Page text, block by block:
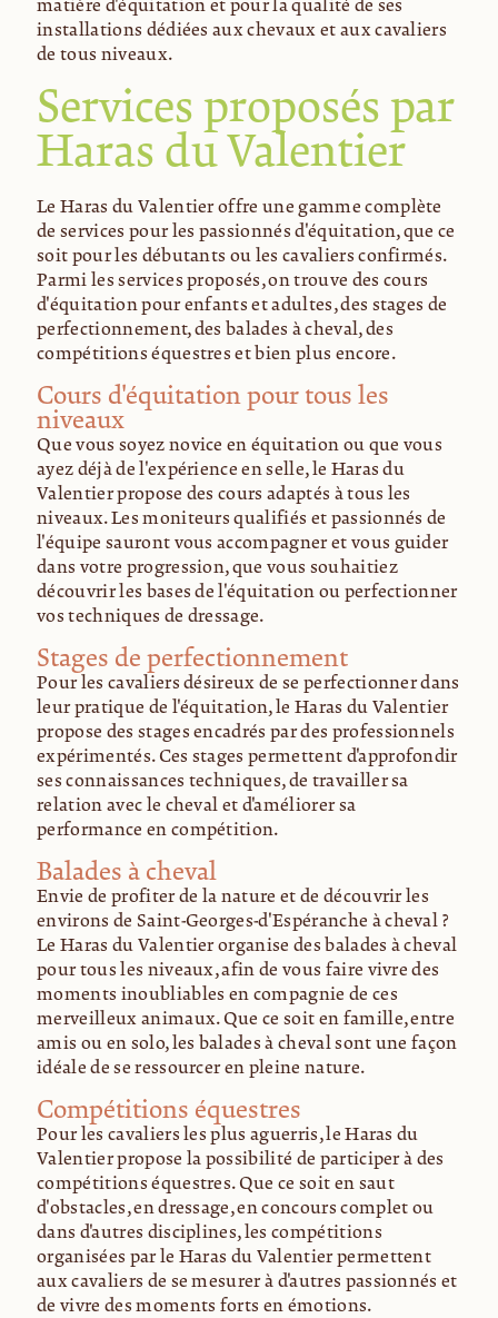
matière d'équitation et pour la qualité de ses
installations dédiées aux chevaux et aux cavaliers
de tous niveaux.
Services proposés par
Haras du Valentier
Le Haras du Valentier offre une gamme complète
de services pour les passionnés d'équitation, que ce
soit pour les débutants ou les cavaliers confirmés.
Parmi les services proposés, on trouve des cours
d'équitation pour enfants et adultes, des stages de
perfectionnement, des balades à cheval, des
compétitions équestres et bien plus encore.
Cours d'équitation pour tous les
niveaux
Que vous soyez novice en équitation ou que vous
ayez déjà de l'expérience en selle, le Haras du
Valentier propose des cours adaptés à tous les
niveaux. Les moniteurs qualifiés et passionnés de
l'équipe sauront vous accompagner et vous guider
dans votre progression, que vous souhaitiez
découvrir les bases de l'équitation ou perfectionner
vos techniques de dressage.
Stages de perfectionnement
Pour les cavaliers désireux de se perfectionner dans
leur pratique de l'équitation, le Haras du Valentier
propose des stages encadrés par des professionnels
expérimentés. Ces stages permettent d'approfondir
ses connaissances techniques, de travailler sa
relation avec le cheval et d'améliorer sa
performance en compétition.
Balades à cheval
Envie de profiter de la nature et de découvrir les
environs de Saint-Georges-d'Espéranche à cheval ?
Le Haras du Valentier organise des balades à cheval
pour tous les niveaux, afin de vous faire vivre des
moments inoubliables en compagnie de ces
merveilleux animaux. Que ce soit en famille, entre
amis ou en solo, les balades à cheval sont une façon
idéale de se ressourcer en pleine nature.
Compétitions équestres
Pour les cavaliers les plus aguerris, le Haras du
Valentier propose la possibilité de participer à des
compétitions équestres. Que ce soit en saut
d'obstacles, en dressage, en concours complet ou
dans d'autres disciplines, les compétitions
organisées par le Haras du Valentier permettent
aux cavaliers de se mesurer à d'autres passionnés et
de vivre des moments forts en émotions.